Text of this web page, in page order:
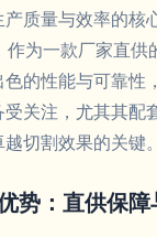
质量与效率的核
作为一款厂家直供
的性能与可靠性
关注，尤其其配
切割效果的关键。
势：直供保